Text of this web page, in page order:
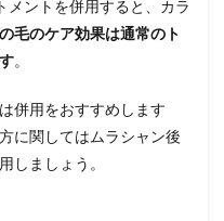
メントを併用すると、カラ
毛のケア効果は通常のト
。
併用をおすすめします
に関してはムラシャン後
しましょう。